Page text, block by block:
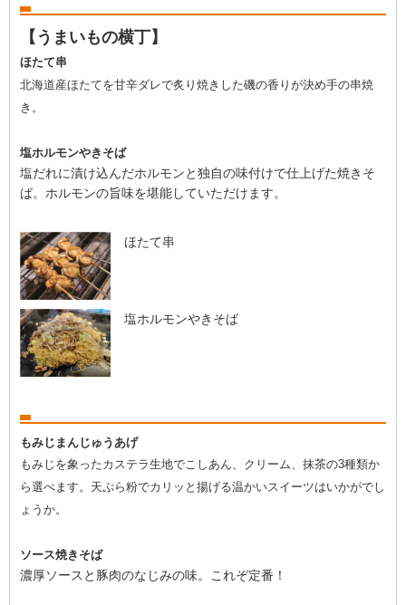
【うまいもの横丁】
ほたて串
北海道産ほたてを甘辛ダレで炙り焼きした磯の香りが決め手の串焼
き。
塩ホルモンやきそば
塩だれに漬け込んだホルモンと独自の味付けで仕上げた焼きそ
ば。ホルモンの旨味を堪能していただけます。
ほたて串
塩ホルモンやきそば
もみじまんじゅうあげ
もみじを象ったカステラ生地でこしあん、クリーム、抹茶の3種類か
ら選べます。天ぷら粉でカリッと揚げる温かいスイーツはいかがでし
ょうか。
ソース焼きそば
濃厚ソースと豚肉のなじみの味。これぞ定番！